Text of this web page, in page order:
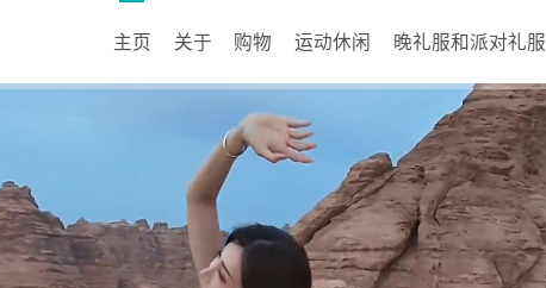
主页 关于 购物 运动休闲 晚礼服和派对礼服